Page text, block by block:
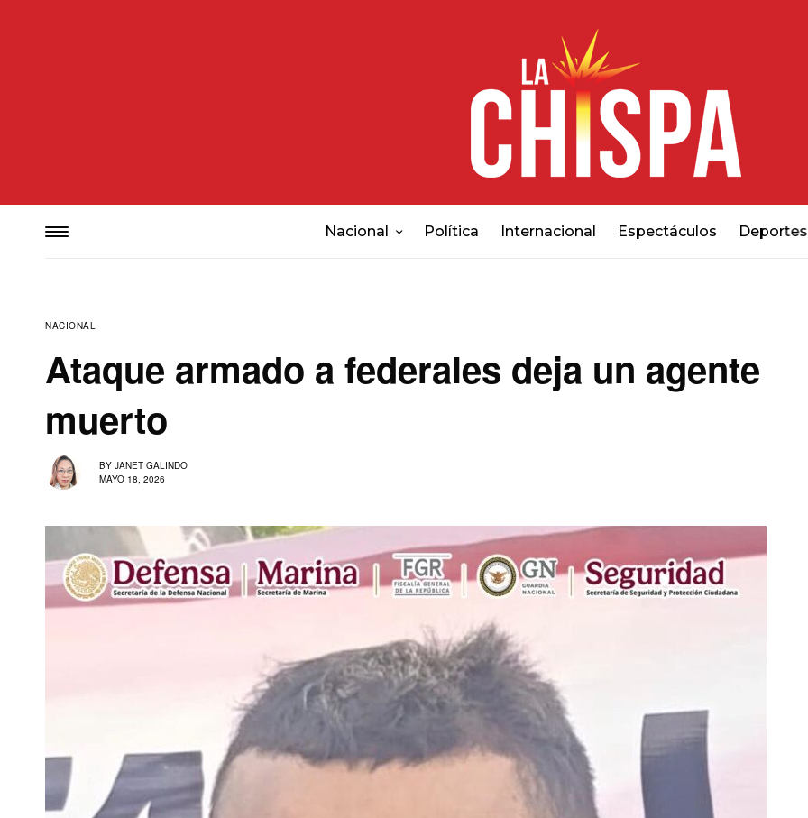
Nacional Política Internacional Espectáculos Deportes
NACIONAL
Ataque armado a federales deja un agente
muerto
BY JANET GALINDO
MAYO 18, 2026